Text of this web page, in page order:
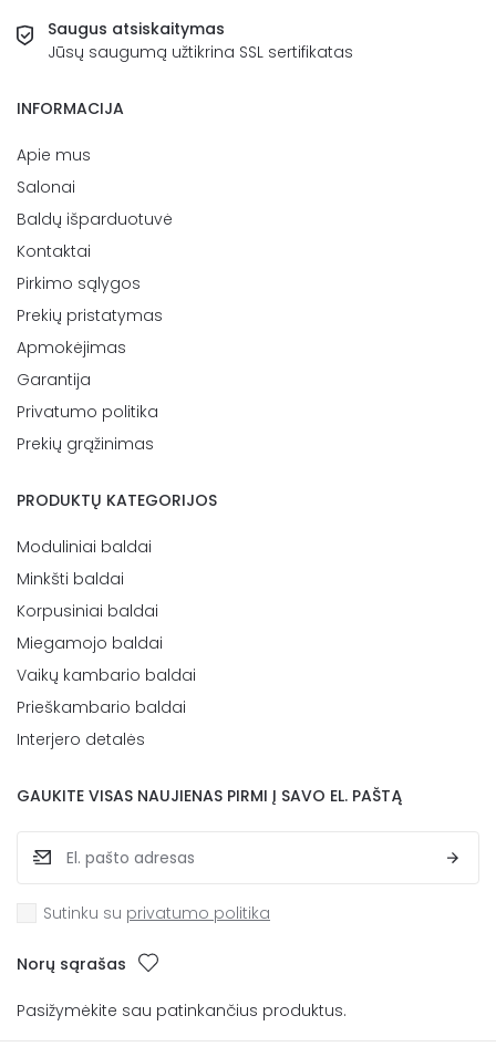
Saugus atsiskaitymas
Jūsų saugumą užtikrina SSL sertifikatas
INFORMACIJA
Apie mus
Salonai
Baldų išparduotuvė
Kontaktai
Pirkimo sąlygos
Prekių pristatymas
Apmokėjimas
Garantija
Privatumo politika
Prekių grąžinimas
PRODUKTŲ KATEGORIJOS
Moduliniai baldai
Minkšti baldai
Korpusiniai baldai
Miegamojo baldai
Vaikų kambario baldai
Prieškambario baldai
Interjero detalės
GAUKITE VISAS NAUJIENAS PIRMI Į SAVO EL. PAŠTĄ
Sutinku su privatumo politika
Norų sąrašas
Pasižymėkite sau patinkančius produktus.